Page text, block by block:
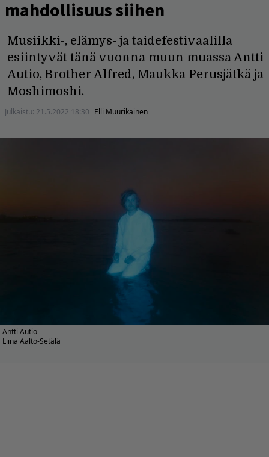
mahdollisuus siihen
Musiikki-, elämys- ja taidefestivaalilla
esiintyvät tänä vuonna muun muassa Antti
Autio, Brother Alfred, Maukka Perusjätkä ja
Moshimoshi.
Julkaistu: 21.5.2022 18:30 Elli Muurikainen
Antti Autio
Liina Aalto-Setälä